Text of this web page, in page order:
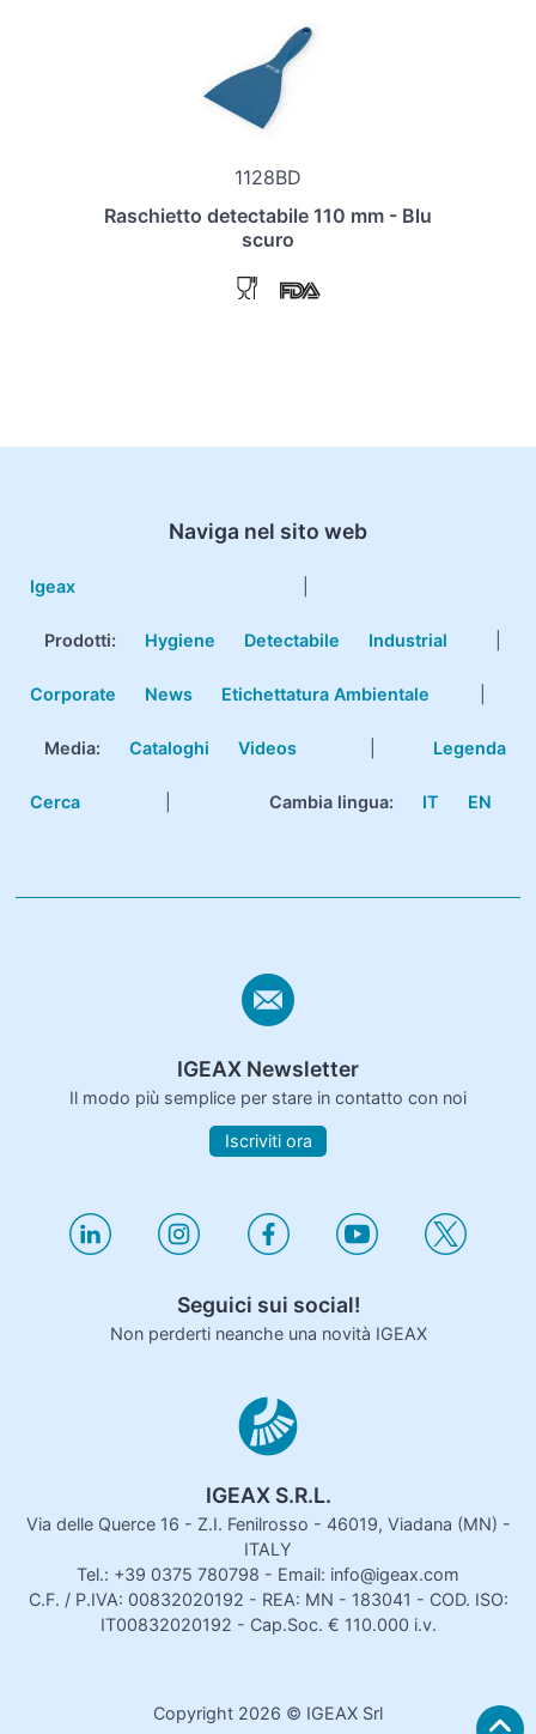
1128BD
Raschietto detectabile 110 mm - Blu
scuro
Naviga nel sito web
Igeax
Prodotti: Hygiene Detectabile Industrial
Corporate News Etichettatura Ambientale
Media: Cataloghi Videos Legenda
Cerca Cambia lingua: IT EN
IGEAX Newsletter
Il modo più semplice per stare in contatto con noi
Iscriviti ora
Seguici sui social!
Non perderti neanche una novità IGEAX
IGEAX S.R.L.
Via delle Querce 16 - Z.I. Fenilrosso - 46019, Viadana (MN) -
ITALY
Tel.: +39 0375 780798 - Email: info@igeax.com
C.F. / P.IVA: 00832020192 - REA: MN - 183041 - COD. ISO:
IT00832020192 - Cap.Soc. € 110.000 i.v.
Copyright 2026 © IGEAX Srl